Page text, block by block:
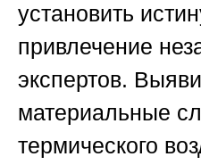
установить
привлечение
экспертов.
материальные
термического